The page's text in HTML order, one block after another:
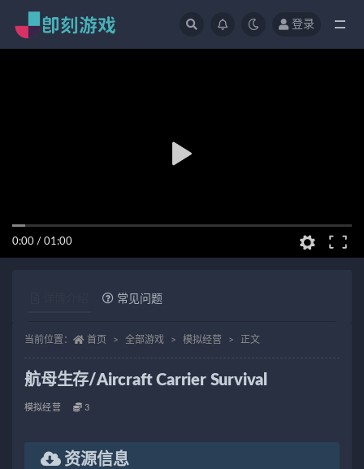
登录
0:00 / 01:00
常见问题
当前位置： 首页 全部游戏 模拟经营 正文
航母生存/Aircraft Carrier Survival
模拟经营 3
资源信息